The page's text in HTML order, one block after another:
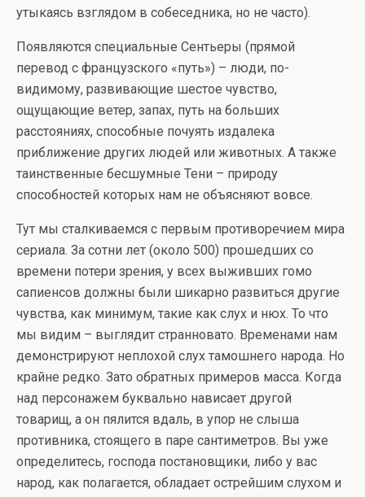
утыкаясь взглядом в собеседника, но не часто).
Появляются специальные Сентьеры (прямой
перевод с французского «путь») – люди, по-
видимому, развивающие шестое чувство,
ощущающие ветер, запах, путь на больших
расстояниях, способные почуять издалека
приближение других людей или животных. А также
таинственные бесшумные Тени – природу
способностей которых нам не объясняют вовсе.
Тут мы сталкиваемся с первым противоречием мира
сериала. За сотни лет (около 500) прошедших со
времени потери зрения, у всех выживших гомо
сапиенсов должны были шикарно развиться другие
чувства, как минимум, такие как слух и нюх. То что
мы видим – выглядит странновато. Временами нам
демонстрируют неплохой слух тамошнего народа. Но
крайне редко. Зато обратных примеров масса. Когда
над персонажем буквально нависает другой
товарищ, а он пялится вдаль, в упор не слыша
противника, стоящего в паре сантиметров. Вы уже
определитесь, господа постановщики, либо у вас
народ, как полагается, обладает острейшим слухом и